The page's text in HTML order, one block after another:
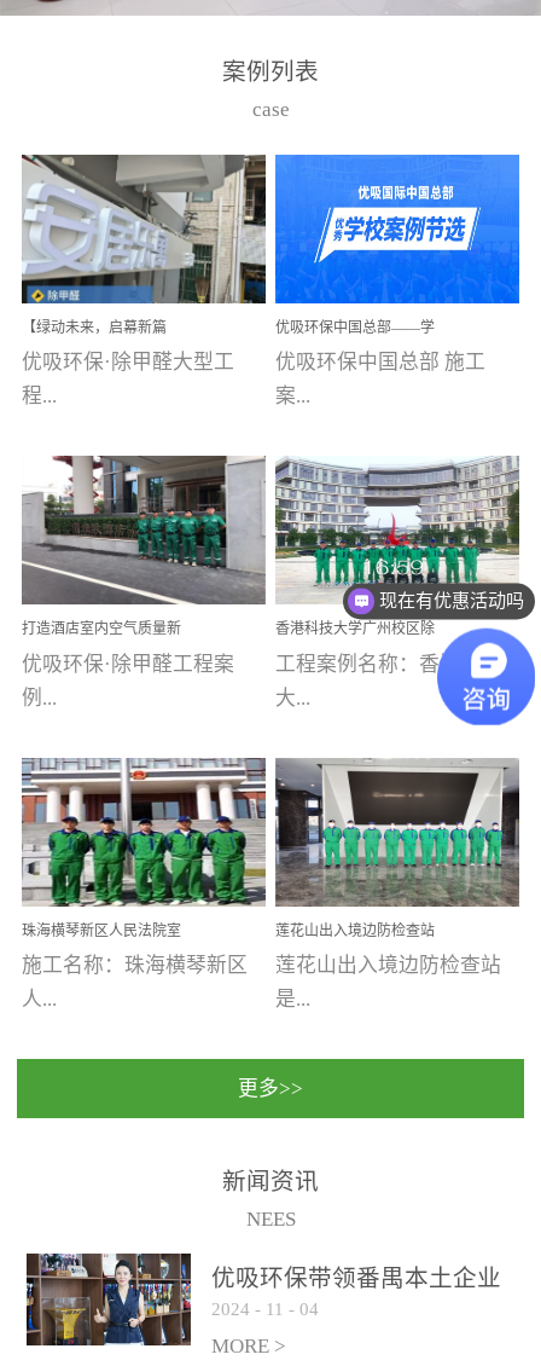
高技能的团队。汇聚了众
取得了多项产品技术专利
和多项国家版权局著作
权，获得高新技术企业称
号。生产优势自主生产自
给自足，优吸公司于2015
在广州番禺区成功建立产
品线生产基地，工厂拥有
自动化生产设备和成熟的
选择源头源材料、严控产
品质量，我们每一批的生
产产品都经过严格的质检
程序；生产车间为优吸总
部和全国分支机构生产光
触媒、净醛王、祛味剂等
优吸系列产品，保质保量
完成生产任务，确保全国
求。资质优势团队优势分
支优势优吸环保是一棵正
茁壮成长的树，只要我们
人人都爱护她、珍惜她、
她将越来越枝繁叶茂，终
将会成为一棵参天大树！
优吸环保截止2020年拥有
全国600家网点分支机构。
案例列表
case
【绿动未来，启幕新篇
章】优吸环保中标深圳安
居乐寓，超大型工装室内
空气治理项目顺利启航，
优吸环保·除甲醛大型工
程...
案例【深圳安居乐寓】室
内空气治理项目深圳安居
乐寓 深圳市安居乐寓
为深圳安居集团旗下城...
优吸环保中国总部——学
校施工案例(节选)
优吸环保中国总部 施工
案...
例(学校工装节选)广州南沙
小学(珠江湾校区)项目地
址：广州市南沙区海滨路
南沙珠江湾江门市蓬江区
禾...
打造酒店室内空气质量新
标杆——优吸环保·标杆之
作：东莞美豪雅致酒店室
内空气治理工程纪实
优吸环保·除甲醛工程案
例...
【东莞美豪雅致酒店】室
内空气治理项目东莞美豪
雅致酒店 东莞美豪雅
致酒店是为中高端人士...
香港科技大学广州校区除
甲醛项目圆满完成
工程案例名称：香港科技
大...
学广州校区室内空气治
理 工程案例地址：广
州南沙区·香港科技大学(广
州)校区 工程案...
珠海横琴新区人民法院室
内除甲醛空气治理项目
施工名称：珠海横琴新区
人...
民法院室内除甲醛空气治
保施工日期：2020年1月珠
莲花山出入境边防检查站
室内除甲醛空气治理项目
莲花山出入境边防检查站
是...
国家通过设在对外开放口
（及各出入境边防检查
更多>>
新闻资讯
NEES
优吸环保带领番禺本​土企业
勇敢破局向“新”
2024 - 11 - 04
MORE >
现在有优惠活动吗